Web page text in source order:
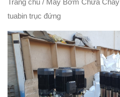
Trang chủ / Máy Bơm Chữa Cháy
tuabin trục đứng